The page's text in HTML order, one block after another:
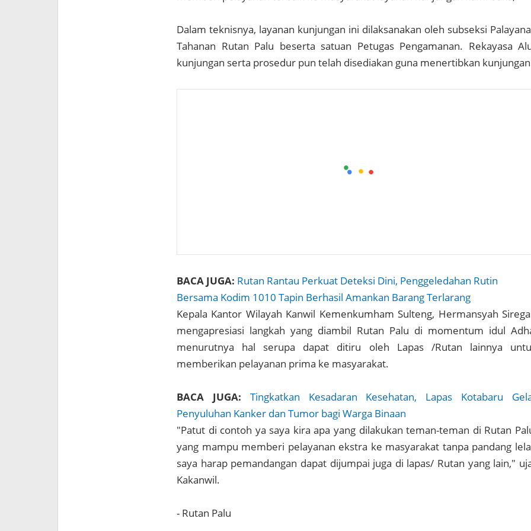
Dalam teknisnya, layanan kunjungan ini dilaksanakan oleh subseksi
Tahanan Rutan Palu beserta satuan Petugas Pengamanan. Rekayasa
kunjungan serta prosedur pun telah disediakan guna menertibkan
BACA JUGA: Rutan Rantau Perkuat Deteksi Dini, Penggeledahan Rutin
Bersama Kodim 1010 Tapin Berhasil Amankan Barang Terlarang
Kepala Kantor Wilayah Kanwil Kemenkumham Sulteng, Hermansyah
mengapresiasi langkah yang diambil Rutan Palu di momentum idul
menurutnya hal serupa dapat ditiru oleh Lapas /Rutan lainnya
memberikan pelayanan prima ke masyarakat.
BACA JUGA:
Tingkatkan Kesadaran Kesehatan, Lapas Kotabaru
Penyuluhan Kanker dan Tumor bagi Warga Binaan
"Patut di contoh ya saya kira apa yang dilakukan teman-teman di Rutan
yang mampu memberi pelayanan ekstra ke masyarakat tanpa pandang
saya harap pemandangan dapat dijumpai juga di lapas/ Rutan yang lain,"
Kakanwil.
- Rutan Palu